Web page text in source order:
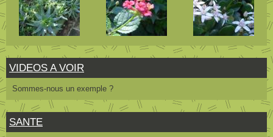
VIDEOS A VOIR
Sommes-nous un exemple ?
SANTE